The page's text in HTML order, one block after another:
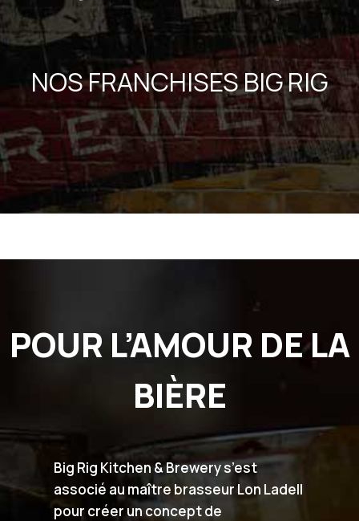
NOS FRANCHISES BIG RIG
POUR L’AMOUR DE LA
BIÈRE
Big Rig Kitchen & Brewery s’est
associé au maître brasseur Lon Ladell
pour créer un concept de